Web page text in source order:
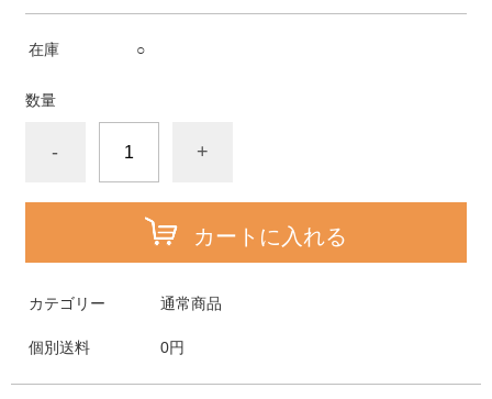
在庫 ○
数量
- +
カートに入れる
カテゴリー 通常商品
個別送料 0円